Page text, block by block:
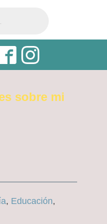
sobre mi
, Educación,